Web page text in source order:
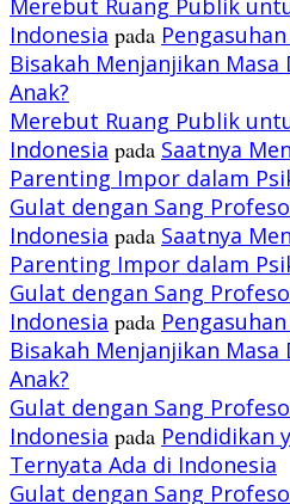
Merebut Ruang Publik
Indonesia pada
Bisakah Menjanjikan Masa
Anak?
Merebut Ruang Publik
Indonesia pada Saatnya
Parenting Impor dalam
Gulat dengan Sang
Indonesia pada Saatnya
Parenting Impor dalam
Gulat dengan Sang
Indonesia pada
Bisakah Menjanjikan Masa
Anak?
Gulat dengan Sang
Indonesia pada Pendidikan
Ternyata Ada di Indonesia
Gulat dengan Sang